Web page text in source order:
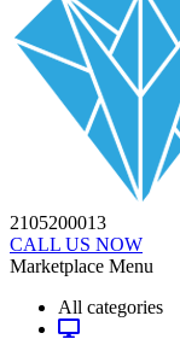
2105200013
CALL US NOW
Marketplace Menu
All categories